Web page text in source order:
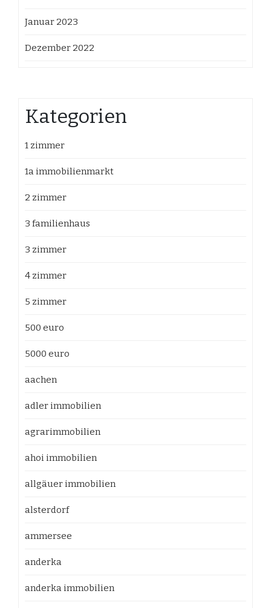
Januar 2023
Dezember 2022
Kategorien
1 zimmer
1a immobilienmarkt
2 zimmer
3 familienhaus
3 zimmer
4 zimmer
5 zimmer
500 euro
5000 euro
aachen
adler immobilien
agrarimmobilien
ahoi immobilien
allgäuer immobilien
alsterdorf
ammersee
anderka
anderka immobilien